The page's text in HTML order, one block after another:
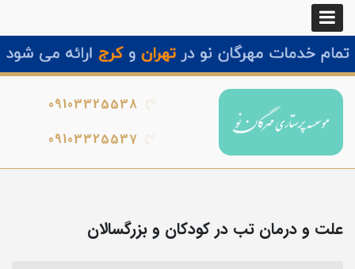
09103325538
09103325537
علت و درمان تب در کودکان و بزرگسالان